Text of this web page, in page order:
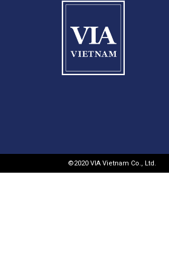
©︎2020 VIA Vietnam Co., Ltd.